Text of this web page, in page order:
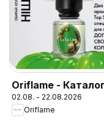
Oriflame - Каталог
02.08. - 22.08.2026
Oriflame